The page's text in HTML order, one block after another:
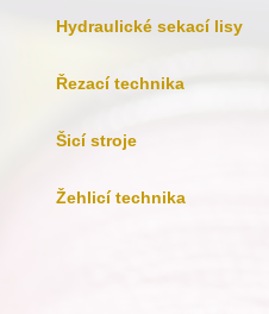
Hydraulické sekací lisy
Řezací technika
Šicí stroje
Žehlicí technika